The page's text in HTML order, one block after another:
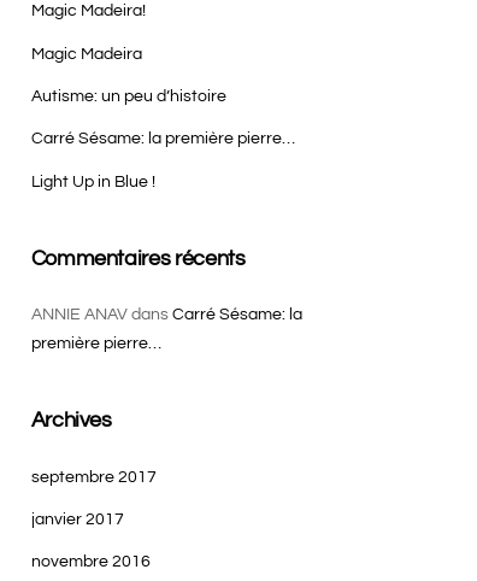
Magic Madeira!
Magic Madeira
Autisme: un peu d’histoire
Carré Sésame: la première pierre…
Light Up in Blue !
Commentaires récents
ANNIE ANAVdans Carré Sésame: la
première pierre…
Archives
septembre 2017
janvier 2017
novembre 2016